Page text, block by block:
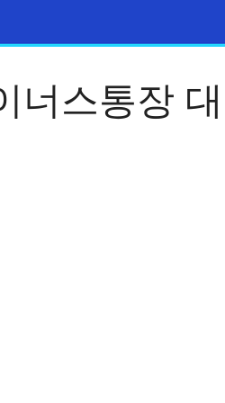
너스통장